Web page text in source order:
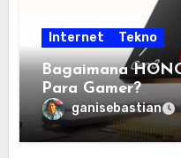
Internet Tekno
Bagaimana
Para Gamer?
ganisebastian